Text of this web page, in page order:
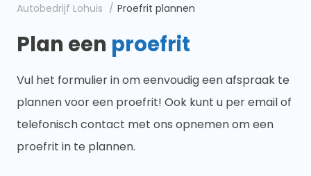
Autobedrijf Lohuis Proefrit plannen
Plan een proefrit
Vul het formulier in om eenvoudig een afspraak te
plannen voor een proefrit! Ook kunt u per email of
telefonisch contact met ons opnemen om een
proefrit in te plannen.